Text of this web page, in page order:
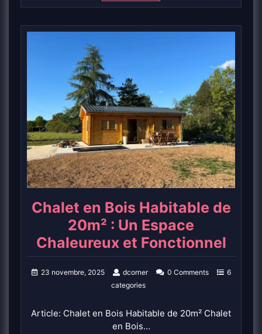
Chalet en Bois Habitable de
20m² : Un Espace
Chaleureux et Fonctionnel
23 novembre, 2025 dcorner 0 Comments
6
categories
Article: Chalet en Bois Habitable de 20m² Chalet
en Bois…